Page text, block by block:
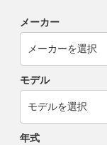
メーカー
モデル
年式